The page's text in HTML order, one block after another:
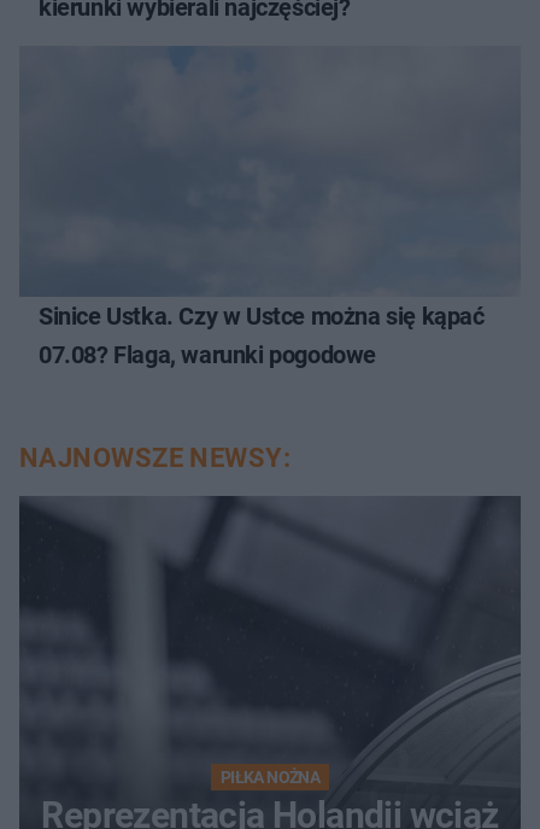
kierunki wybierali najczęściej?
Sinice Ustka. Czy w Ustce można się kąpać
07.08? Flaga, warunki pogodowe
NAJNOWSZE NEWSY:
PIŁKA NOŻNA
Reprezentacja Holandii wciąż